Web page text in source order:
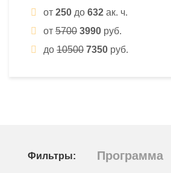
от 250 до 632 ак. ч.
от 5700 3990 руб.
до 10500 7350 руб.
Фильтры:
Программа